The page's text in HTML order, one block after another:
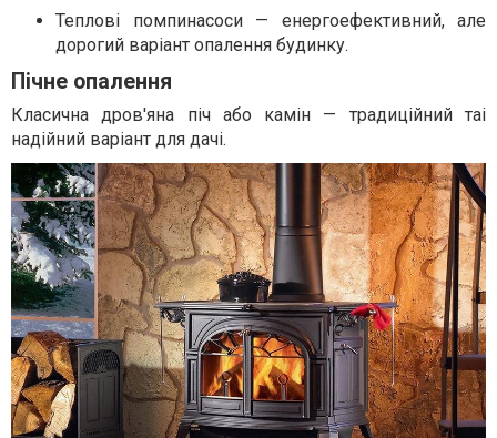
Теплові помпинасоси — енергоефективний, але
дорогий варіант опалення будинку.
Пічне опалення
Класична дров'яна піч або камін — традиційний таі
надійний варіант для дачі.